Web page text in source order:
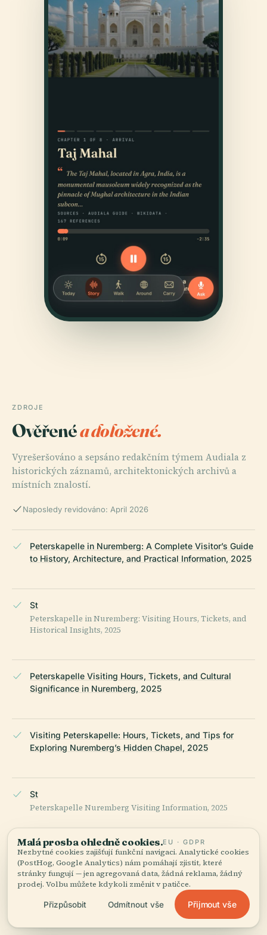
ZDROJE
Ověřenéa doložené.
Vyrešeršováno a sepsáno redakčním týmem Audiala z
historických záznamů, architektonických archivů a
místních znalostí.
Naposledy revidováno: April 2026
Peterskapelle in Nuremberg: A Complete Visitor’s Guide
to History, Architecture, and Practical Information, 2025
St
Peterskapelle in Nuremberg: Visiting Hours, Tickets, and
Historical Insights, 2025
Peterskapelle Visiting Hours, Tickets, and Cultural
Significance in Nuremberg, 2025
Visiting Peterskapelle: Hours, Tickets, and Tips for
Exploring Nuremberg’s Hidden Chapel, 2025
St
Peterskapelle Nuremberg Visiting Information, 2025
Exploring Nuremberg’s Imperial Castle and Surrounding
Landmarks, 2025
Globe Guide: What to See in Nuremberg, Germany, 2025
Malá prosba ohledně cookies.EU · GDPR
Nezbytné cookies zajišťují funkční navigaci. Analytické cookies
(PostHog, Google Analytics) nám pomáhají zjistit, které
stránky fungují — jen agregovaná data, žádná reklama, žádný
prodej. Volbu můžete kdykoli změnit v patičce.
Přizpůsobit Odmítnout vše Přijmout vše